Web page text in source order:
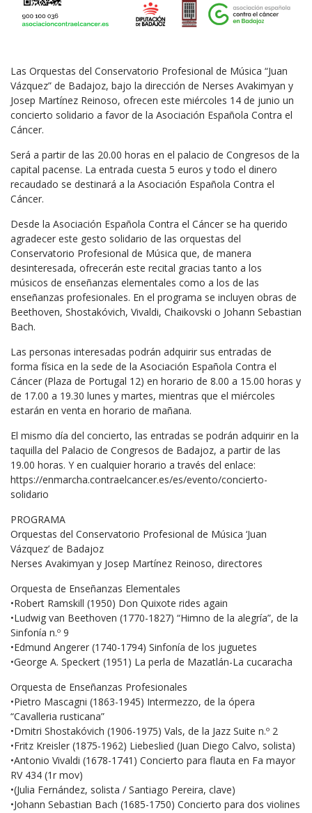
Las Orquestas del Conservatorio Profesional de Música “Juan
Vázquez” de Badajoz, bajo la dirección de Nerses Avakimyan y
Josep Martínez Reinoso, ofrecen este miércoles 14 de junio un
concierto solidario a favor de la Asociación Española Contra el
Cáncer.
Será a partir de las 20.00 horas en el palacio de Congresos de la
capital pacense. La entrada cuesta 5 euros y todo el dinero
recaudado se destinará a la Asociación Española Contra el
Cáncer.
Desde la Asociación Española Contra el Cáncer se ha querido
agradecer este gesto solidario de las orquestas del
Conservatorio Profesional de Música que, de manera
desinteresada, ofrecerán este recital gracias tanto a los
músicos de enseñanzas elementales como a los de las
enseñanzas profesionales. En el programa se incluyen obras de
Beethoven, Shostakóvich, Vivaldi, Chaikovski o Johann Sebastian
Bach.
Las personas interesadas podrán adquirir sus entradas de
forma física en la sede de la Asociación Española Contra el
Cáncer (Plaza de Portugal 12) en horario de 8.00 a 15.00 horas y
de 17.00 a 19.30 lunes y martes, mientras que el miércoles
estarán en venta en horario de mañana.
El mismo día del concierto, las entradas se podrán adquirir en la
taquilla del Palacio de Congresos de Badajoz, a partir de las
19.00 horas. Y en cualquier horario a través del enlace:
https://enmarcha.contraelcancer.es/es/evento/concierto-
solidario
PROGRAMA
Orquestas del Conservatorio Profesional de Música ‘Juan
Vázquez’ de Badajoz
Nerses Avakimyan y Josep Martínez Reinoso, directores
Orquesta de Enseñanzas Elementales
•Robert Ramskill (1950) Don Quixote rides again
•Ludwig van Beethoven (1770-1827) “Himno de la alegría”, de la
Sinfonía n.º 9
•Edmund Angerer (1740-1794) Sinfonía de los juguetes
•George A. Speckert (1951) La perla de Mazatlán-La cucaracha
Orquesta de Enseñanzas Profesionales
•Pietro Mascagni (1863-1945) Intermezzo, de la ópera
“Cavalleria rusticana”
•Dmitri Shostakóvich (1906-1975) Vals, de la Jazz Suite n.º 2
•Fritz Kreisler (1875-1962) Liebeslied (Juan Diego Calvo, solista)
•Antonio Vivaldi (1678-1741) Concierto para flauta en Fa mayor
RV 434 (1r mov)
•(Julia Fernández, solista / Santiago Pereira, clave)
•Johann Sebastian Bach (1685-1750) Concierto para dos violines